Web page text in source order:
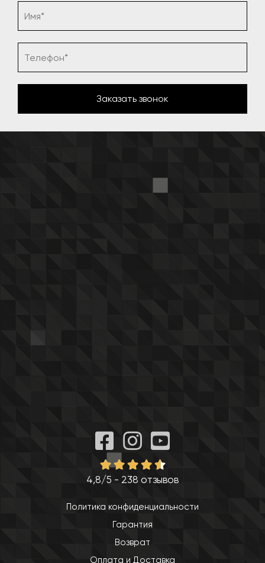
4,8/5 - 238 отзывов
Политика конфиденциальности
Гарантия
Возврат
Оплата и Доставка